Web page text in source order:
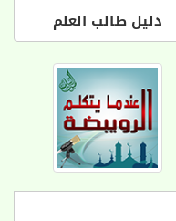
دليل طالب العلم